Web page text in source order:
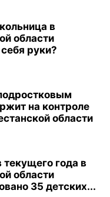
в
области
руки?
на контроле
области
текущего года в
области
35 детских...